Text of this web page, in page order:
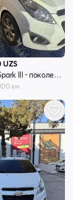
UZS
Chevrolet Spark III - поколение
км